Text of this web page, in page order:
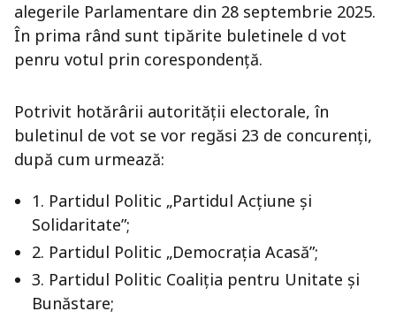
alegerile Parlamentare din 28 septembrie 2025.
În prima rând sunt tipărite buletinele d vot
penru votul prin corespondență.
Potrivit hotărârii autorității electorale, în
buletinul de vot se vor regăsi 23 de concurenți,
după cum urmează:
1. Partidul Politic „Partidul Acțiune și
Solidaritate”;
2. Partidul Politic „Democrația Acasă”;
3. Partidul Politic Coaliția pentru Unitate şi
Bunăstare;